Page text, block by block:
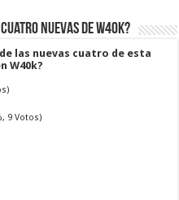
nuevas de W40k?
las nuevas cuatro de esta
W40k?
9 Votos)